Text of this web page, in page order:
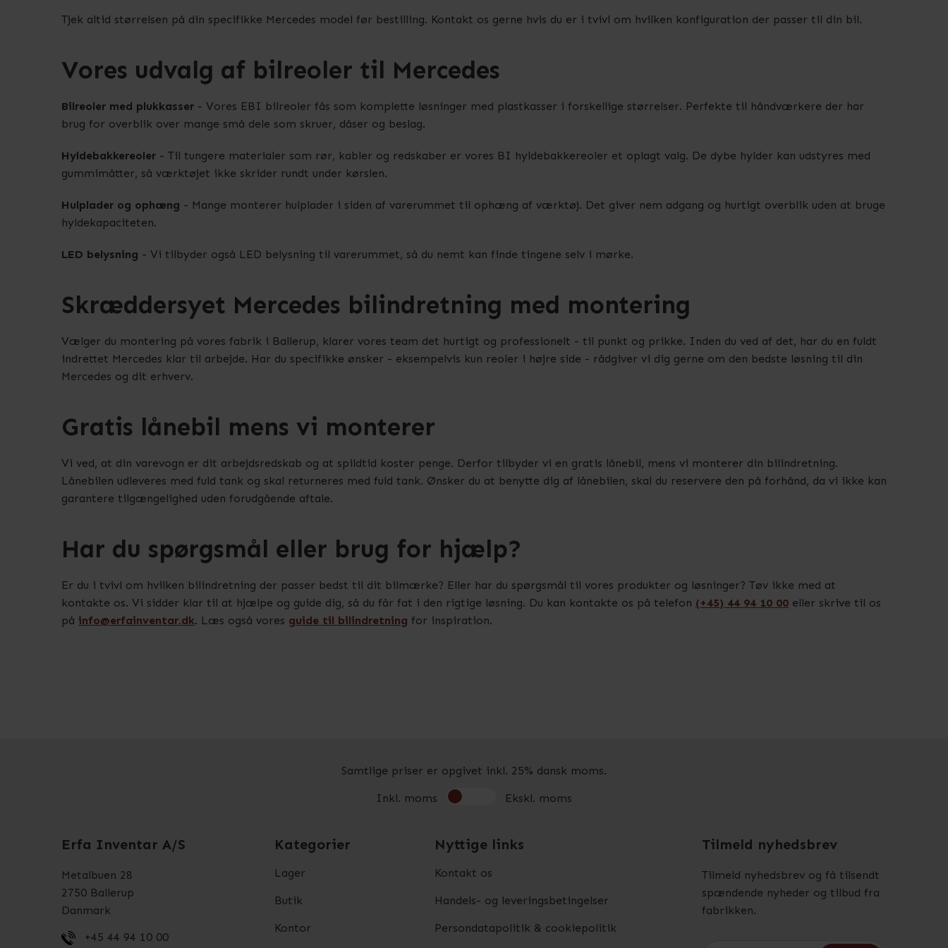
Tjek altid størrelsen på din specifikke Mercedes model før bestilling. Kontakt os gerne hvis du er i tvivl om hvilken konfiguration der passer til din bil.
Vores udvalg af bilreoler til Mercedes
Bilreoler med plukkasser - Vores EBI bilreoler fås som komplette løsninger med plastkasser i forskellige størrelser. Perfekte til håndværkere der har
brug for overblik over mange små dele som skruer, dåser og beslag.
Hyldebakkereoler - Til tungere materialer som rør, kabler og redskaber er vores BI hyldebakkereoler et oplagt valg. De dybe hylder kan udstyres med
gummimåtter, så værktøjet ikke skrider rundt under kørslen.
Hulplader og ophæng - Mange monterer hulplader i siden af varerummet til ophæng af værktøj. Det giver nem adgang og hurtigt overblik uden at bruge
hyldekapaciteten.
LED belysning - Vi tilbyder også LED belysning til varerummet, så du nemt kan finde tingene selv i mørke.
Skræddersyet Mercedes bilindretning med montering
Vælger du montering på vores fabrik i Ballerup, klarer vores team det hurtigt og professionelt - til punkt og prikke. Inden du ved af det, har du en fuldt
indrettet Mercedes klar til arbejde. Har du specifikke ønsker - eksempelvis kun reoler i højre side - rådgiver vi dig gerne om den bedste løsning til din
Mercedes og dit erhverv.
Gratis lånebil mens vi monterer
Vi ved, at din varevogn er dit arbejdsredskab og at spildtid koster penge. Derfor tilbyder vi en gratis lånebil, mens vi monterer din bilindretning.
Lånebilen udleveres med fuld tank og skal returneres med fuld tank. Ønsker du at benytte dig af lånebilen, skal du reservere den på forhånd, da vi ikke kan
garantere tilgængelighed uden forudgående aftale.
Har du spørgsmål eller brug for hjælp?
Er du i tvivl om hvilken bilindretning der passer bedst til dit bilmærke? Eller har du spørgsmål til vores produkter og løsninger? Tøv ikke med at
kontakte os. Vi sidder klar til at hjælpe og guide dig, så du får fat i den rigtige løsning. Du kan kontakte os på telefon (+45) 44 94 10 00 eller skrive til os
på info@erfainventar.dk. Læs også vores guide til bilindretning for inspiration.
Samtlige priser er opgivet inkl. 25% dansk moms.
Inkl. moms Ekskl. moms
Erfa Inventar A/S
Metalbuen 28
2750 Ballerup
Danmark
+45 44 94 10 00
Kategorier
Lager
Butik
Kontor
Nyttige links
Kontakt os
Handels- og leveringsbetingelser
Persondatapolitik & cookiepolitik
Tilmeld nyhedsbrev
Tilmeld nyhedsbrev og få tilsendt
spændende nyheder og tilbud fra
fabrikken.